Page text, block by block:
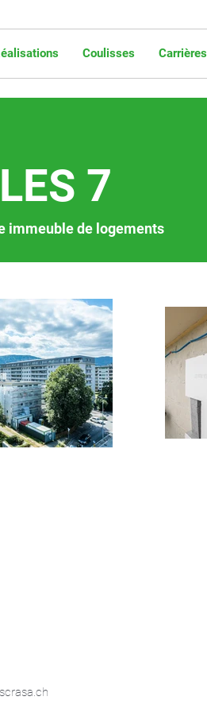
Coulisses Carrières
7
immeuble de logements